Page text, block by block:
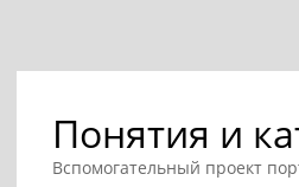
Понятия и
Вспомогательный проект